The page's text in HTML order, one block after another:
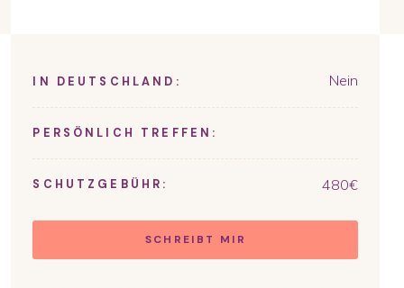
IN DEUTSCHLAND: Nein
PERSÖNLICH TREFFEN:
SCHUTZGEBÜHR: 480€
SCHREIBT MIR